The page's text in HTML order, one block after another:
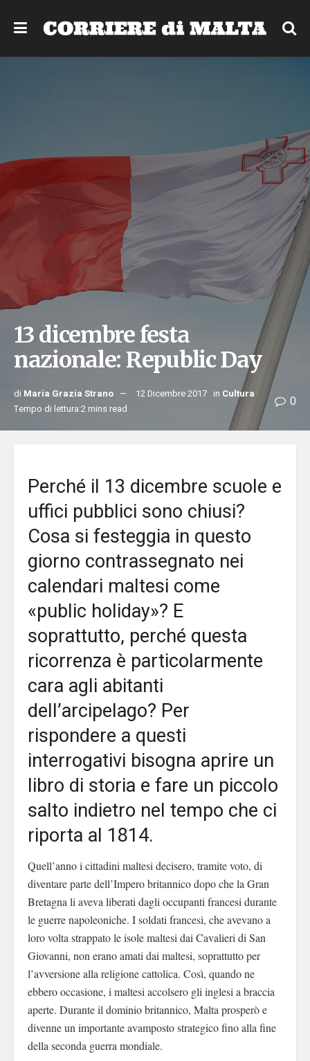
13 dicembre festa
nazionale: Republic Day
di Maria Grazia Strano 12 Dicembre 2017 in Cultura
Tempo di lettura:2 mins read
0
Perché il 13 dicembre scuole e
uffici pubblici sono chiusi?
Cosa si festeggia in questo
giorno contrassegnato nei
calendari maltesi come
«public holiday»? E
soprattutto, perché questa
ricorrenza è particolarmente
cara agli abitanti
dell’arcipelago? Per
rispondere a questi
interrogativi bisogna aprire un
libro di storia e fare un piccolo
salto indietro nel tempo che ci
riporta al 1814.
Quell’anno i cittadini maltesi decisero, tramite voto, di
diventare parte dell’Impero britannico dopo che la Gran
Bretagna li aveva liberati dagli occupanti francesi durante
le guerre napoleoniche. I soldati francesi, che avevano a
loro volta strappato le isole maltesi dai Cavalieri di San
Giovanni, non erano amati dai maltesi, soprattutto per
l’avversione alla religione cattolica. Così, quando ne
ebbero occasione, i maltesi accolsero gli inglesi a braccia
aperte. Durante il dominio britannico, Malta prosperò e
divenne un importante avamposto strategico fino alla fine
della seconda guerra mondiale.